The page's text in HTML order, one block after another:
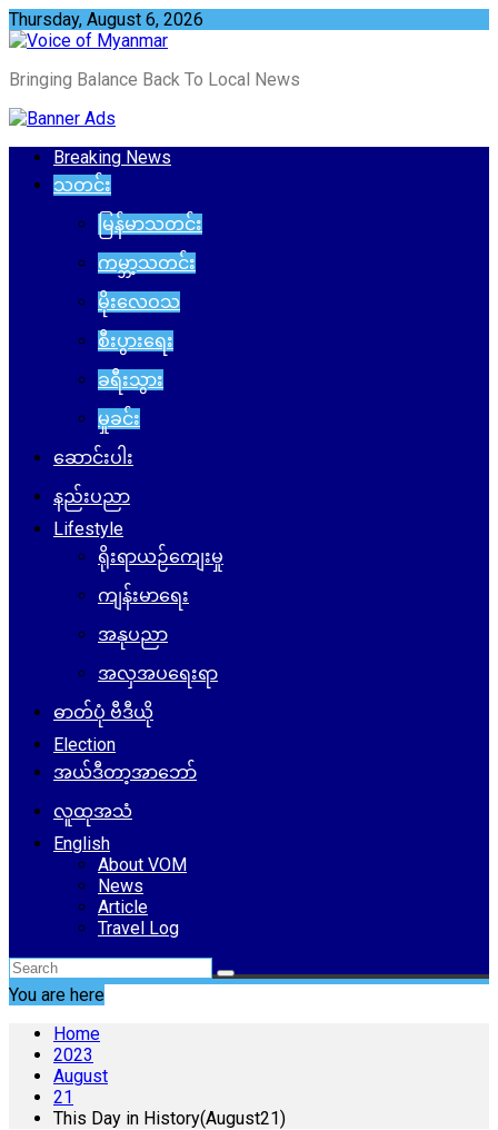
Skip
to
Thursday, August 6, 2026
Bringing Balance Back To Local News
Breaking News
သတင်း
မြန်မာသတင်း
ကမ္ဘာ့သတင်း
မိုးလေဝသ
စီးပွားရေး
ခရီးသွား
မှုခင်း
ဆောင်းပါး
နည်းပညာ
Lifestyle
ရိုးရာယဉ်ကျေးမှု
ကျန်းမာရေး
အနုပညာ
အလှအပရေးရာ
ဓာတ်ပုံ ဗီဒီယို
Election
အယ်ဒီတာ့အာဘော်
လူထုအသံ
English
About VOM
News
Article
Travel Log
You are here
Home
2023
August
21
This Day in History(August21)